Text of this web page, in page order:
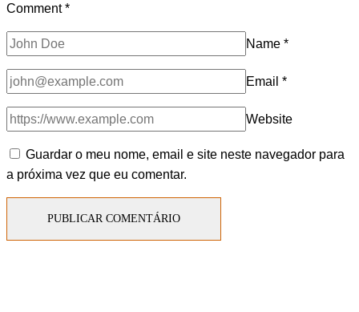
Comment*
Name *
Email *
Website
Guardar o meu nome, email e site neste navegador para
a próxima vez que eu comentar.